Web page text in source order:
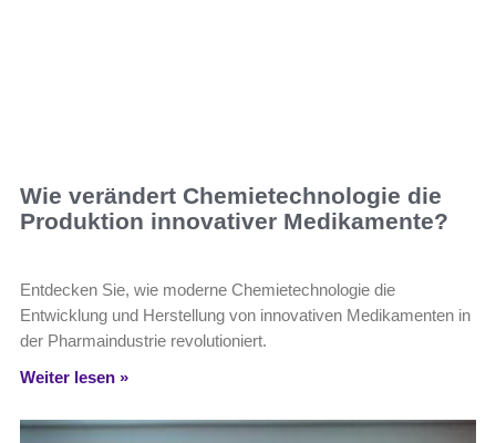
Wie verändert Chemietechnologie die
Produktion innovativer Medikamente?
Entdecken Sie, wie moderne Chemietechnologie die
Entwicklung und Herstellung von innovativen Medikamenten in
der Pharmaindustrie revolutioniert.
Weiter lesen »